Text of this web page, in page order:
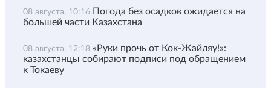
08 августа, 10:16 Погода без осадков ожидается на
большей части Казахстана
08 августа, 12:18 «Руки прочь от Кок-Жайляу!»:
казахстанцы собирают подписи под обращением
к Токаеву